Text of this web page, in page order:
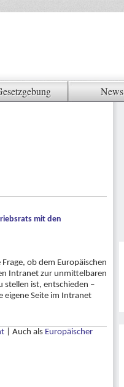
News
mit den
ob dem Europäischen
Intranet zur unmittelbaren
ist, entschieden –
eigene Seite im Intranet
Auch als Europäischer